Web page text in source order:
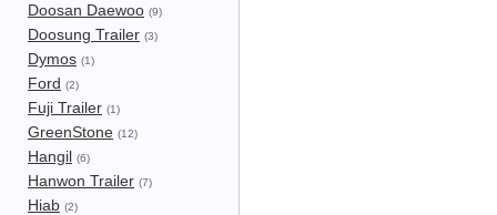
Doosan Daewoo (9)
Doosung Trailer (3)
Dymos (1)
Ford (2)
Fuji Trailer (1)
GreenStone (12)
Hangil (6)
Hanwon Trailer (7)
Hiab (2)